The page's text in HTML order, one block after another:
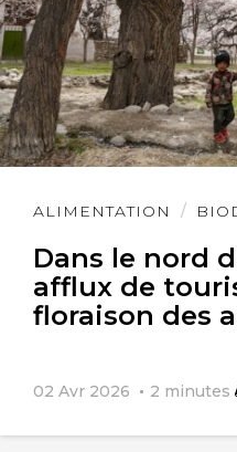
ALIMENTATION
Dans le nord
afflux de
floraison des
02 Avr 2026 2 minutes
Lire